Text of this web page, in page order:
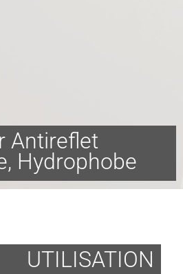
Antireflet
Hydrophobe
UTILISATION